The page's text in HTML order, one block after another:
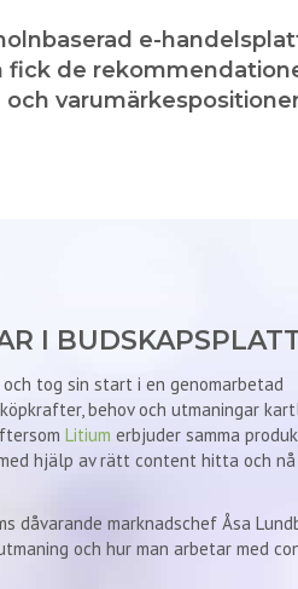
e-
fick de
I
tog sin start i en genomarbetad
behov och utmaningar
Litium erbjuder samma
hjälp av rätt content hitta och
dåvarande marknadschef Åsa
och hur man arbetar med